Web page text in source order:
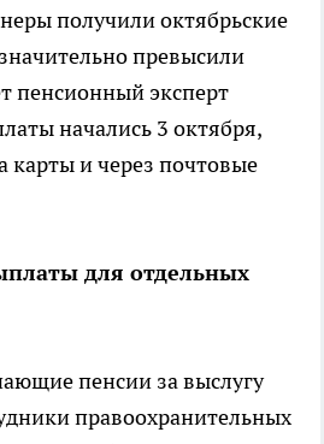
получили октябрьские
превысили
пенсионный эксперт
начались 3 октября,
карты и через почтовые
для отдельных
пенсии за выслугу
правоохранительных